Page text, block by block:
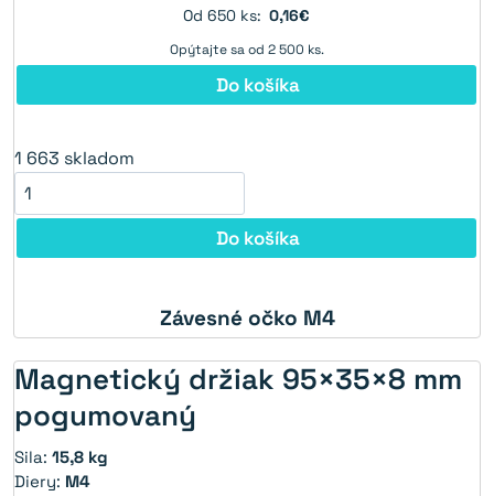
Od 650 ks: 0,16€
Opýtajte sa od 2 500 ks.
Do košíka
1 663 skladom
Do košíka
Závesné očko M4
Magnetický držiak 95×35×8 mm
pogumovaný
Sila: 15,8 kg
Diery: M4